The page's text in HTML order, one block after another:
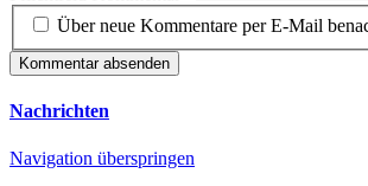
Über neue Kommentare per E-Mail
Kommentar absenden
Nachrichten
Navigation überspringen